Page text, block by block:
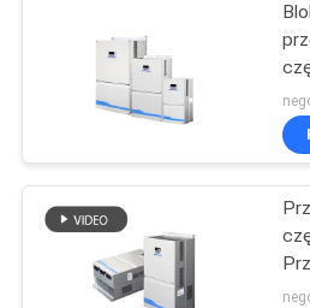
Falownik
solarnej